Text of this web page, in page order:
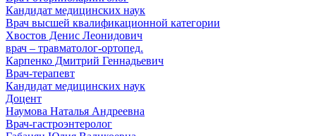
Кандидат медицинских наук
Врач высшей квалификационной категории
Хвостов Денис Леонидович
врач – травматолог-ортопед.
Карпенко Дмитрий Геннадьевич
Врач-терапевт
Кандидат медицинских наук
Доцент
Наумова Наталья Андреевна
Врач-гастроэнтеролог